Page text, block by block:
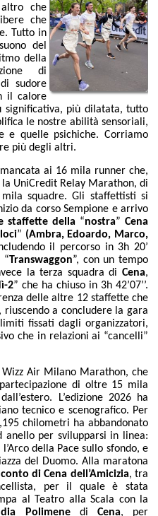
che
che
Tutto in
del
della
di
sudore
il calore
significativa, più dilatata, tutto
le nostre abilità sensoriali,
e quelle psichiche. Corriamo
più degli altri.
ai 16 mila runner che,
UniCredit Relay Marathon, di
squadre. Gli staffettisti si
da corso Sempione e arrivo
staffette della “nostra” Cena
” (Ambra, Edoardo, Marco,
il percorso in 3h 20’
“Transwaggon”, con un tempo
la terza squadra di Cena,
2” che ha chiuso in 3h 42’07’’.
delle altre 12 staffette che
a concludere la gara
fissati dagli organizzatori,
che in relazioni ai “cancelli”
Air Milano Marathon, che
di oltre 15 mila
L’edizione 2026 ha
tecnico e scenografico. Per
chilometri ha abbandonato
anello per svilupparsi in linea:
della Pace sullo sfondo, e
del Duomo. Alla maratona
di Cena dell’Amicizia, tra
per il quale è stata
al Teatro alla Scala con la
Polimene di Cena, per